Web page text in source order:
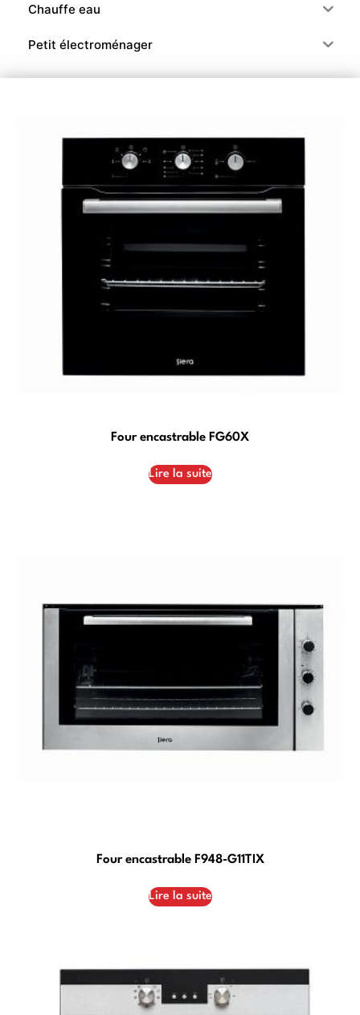
Chauffe eau
Petit électroménager
Four encastrable FG60X
Lire la suite
Four encastrable F948-G11TIX
Lire la suite